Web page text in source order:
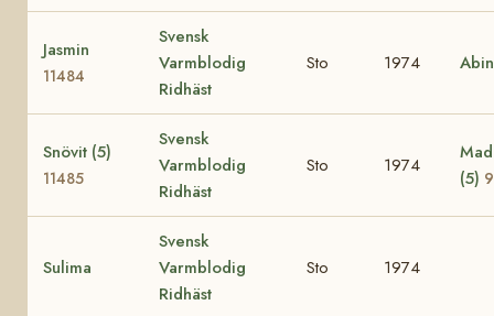
Jasmin
11484
Svensk
Varmblodig
Ridhäst
Sto 1974
Snövit (5)
11485
Svensk
Varmblodig
Ridhäst
Sto 1974
(5)
Sulima
Svensk
Varmblodig
Ridhäst
Sto 1974